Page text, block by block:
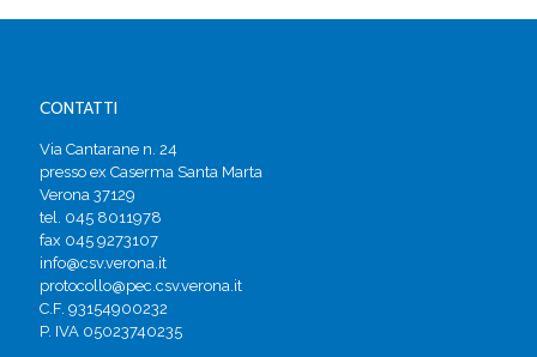
CONTATTI
Via Cantarane n. 24
presso ex Caserma Santa Marta
Verona 37129
tel. 045 8011978
fax 045 9273107
info@csv.verona.it
protocollo@pec.csv.verona.it
C.F. 93154900232
P. IVA 05023740235